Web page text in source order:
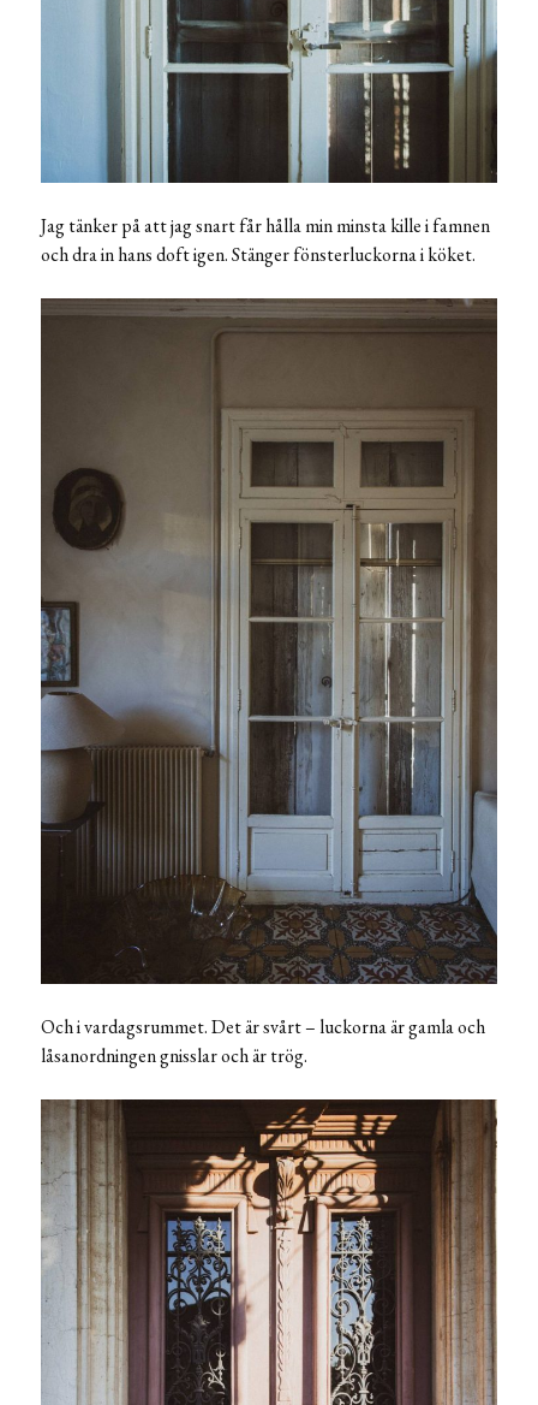
Jag tänker på att jag snart får hålla min minsta kille i famnen
och dra in hans doft igen. Stänger fönsterluckorna i köket.
Och i vardagsrummet. Det är svårt – luckorna är gamla och
låsanordningen gnisslar och är trög.